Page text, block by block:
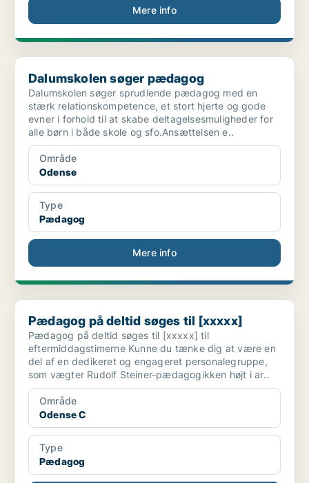
Mere info
Dalumskolen søger pædagog
Dalumskolen søger pædagog
Dalumskolen søger sprudlende pædagog med en
stærk relationskompetence, et stort hjerte og gode
evner i forhold til at skabe deltagelsesmuligheder for
alle børn i både skole og sfo.Ansættelsen e..
Område
Odense
Type
Pædagog
Mere info
Pædagog på deltid søges til [xxxxx]
Pædagog på deltid søges til [xxxxx]
Pædagog på deltid søges til [xxxxx] til
eftermiddagstimerne Kunne du tænke dig at være en
del af en dedikeret og engageret personalegruppe,
som vægter Rudolf Steiner-pædagogikken højt i ar..
Område
Odense C
Type
Pædagog